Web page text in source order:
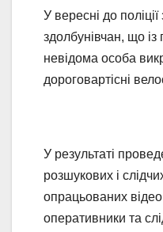
У вересні до
здолбунівчан, що із
невідома особа
дороговартісні
У результаті
розшукових і
опрацьованих
оперативники та